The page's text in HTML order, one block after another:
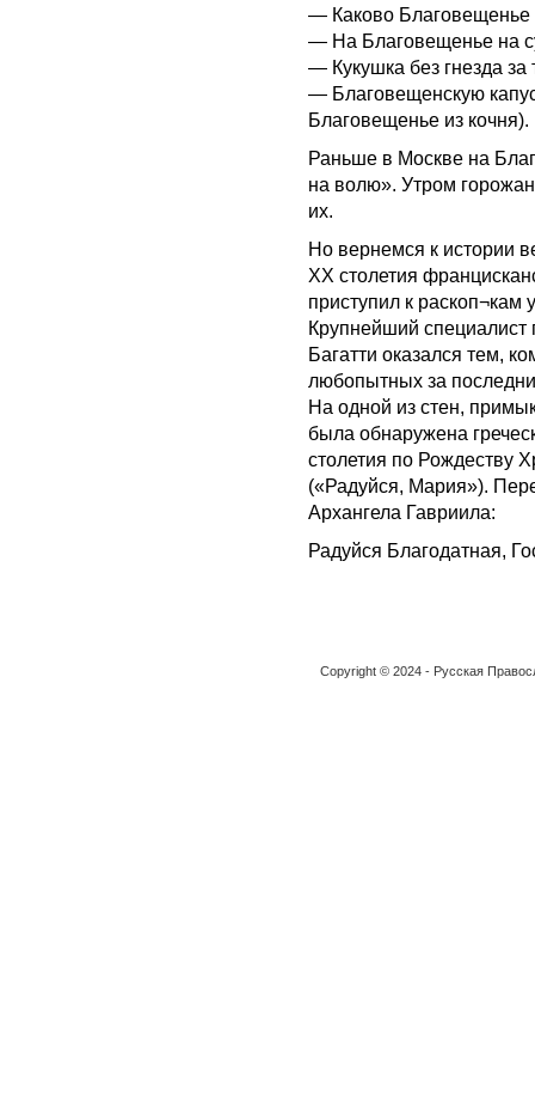
— Каково Благовещенье
— На Благовещенье на
— Кукушка без гнезда за
— Благовещенскую
Благовещенье из кочня).
Раньше в Москве на
на волю». Утром
их.
Но вернемся к истории
ХХ столетия
приступил к
Крупнейший специалист
Багатти оказался тем,
любопытных за
На одной из стен,
была обнаружена
столетия по Рождеству
(«Радуйся, Мария»).
Архангела Гавриила:
Радуйся Благодатная,
Copyright © 2024 - Русская